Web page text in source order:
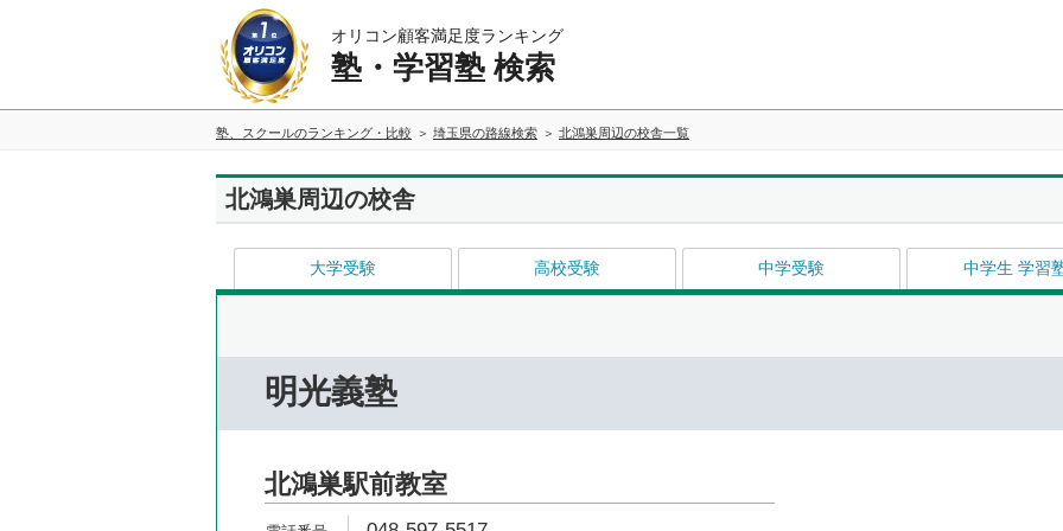
オリコン顧客満足度ランキング
塾・学習塾 検索
塾、スクールのランキング・比較 埼玉県の路線検索 北鴻巣周辺の校舎一覧
北鴻巣周辺の校舎
大学受験 高校受験 中学受験 中学生 学習
明光義塾
北鴻巣駅前教室